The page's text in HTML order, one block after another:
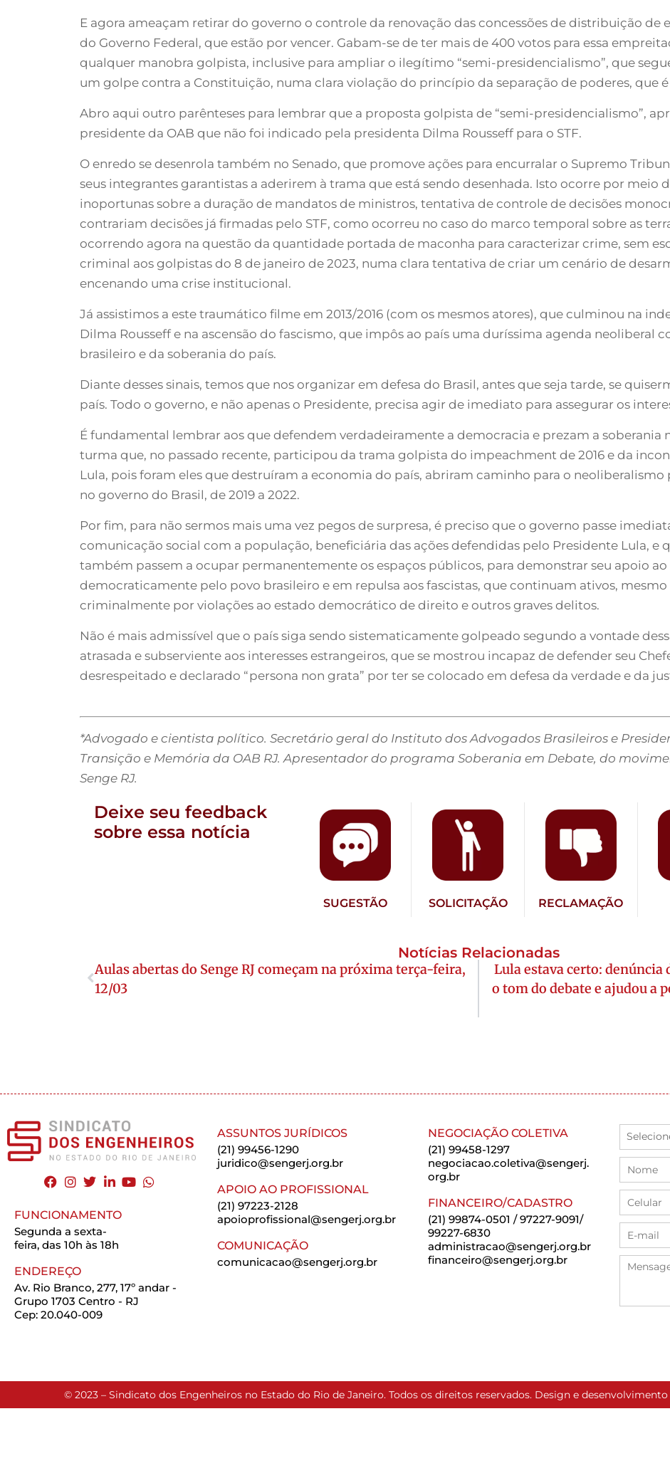
E agora ameaçam retirar do governo o controle da renovação das concessões de distribuição
do Governo Federal, que estão por vencer. Gabam-se de ter mais de 400 votos para essa
qualquer manobra golpista, inclusive para ampliar o ilegítimo “semi-presidencialismo”, que
um golpe contra a Constituição, numa clara violação do princípio da separação de poderes, que
Abro aqui outro parênteses para lembrar que a proposta golpista de “semi-presidencialismo”,
presidente da OAB que não foi indicado pela presidenta Dilma Rousseff para o STF.
O enredo se desenrola também no Senado, que promove ações para encurralar o Supremo
seus integrantes garantistas a aderirem à trama que está sendo desenhada. Isto ocorre por meio
inoportunas sobre a duração de mandatos de ministros, tentativa de controle de decisões
contrariam decisões já firmadas pelo STF, como ocorreu no caso do marco temporal sobre as
ocorrendo agora na questão da quantidade portada de maconha para caracterizar crime, sem
criminal aos golpistas do 8 de janeiro de 2023, numa clara tentativa de criar um cenário de
encenando uma crise institucional.
Já assistimos a este traumático filme em 2013/2016 (com os mesmos atores), que culminou na
Dilma Rousseff e na ascensão do fascismo, que impôs ao país uma duríssima agenda neoliberal
brasileiro e da soberania do país.
Diante desses sinais, temos que nos organizar em defesa do Brasil, antes que seja tarde, se
país. Todo o governo, e não apenas o Presidente, precisa agir de imediato para assegurar os
É fundamental lembrar aos que defendem verdadeiramente a democracia e prezam a soberania
turma que, no passado recente, participou da trama golpista do impeachment de 2016 e da
Lula, pois foram eles que destruíram a economia do país, abriram caminho para o
no governo do Brasil, de 2019 a 2022.
Por fim, para não sermos mais uma vez pegos de surpresa, é preciso que o governo passe
comunicação social com a população, beneficiária das ações defendidas pelo Presidente Lula, e
também passem a ocupar permanentemente os espaços públicos, para demonstrar seu apoio
democraticamente pelo povo brasileiro e em repulsa aos fascistas, que continuam ativos,
criminalmente por violações ao estado democrático de direito e outros graves delitos.
Não é mais admissível que o país siga sendo sistematicamente golpeado segundo a vontade
atrasada e subserviente aos interesses estrangeiros, que se mostrou incapaz de defender seu
desrespeitado e declarado “persona non grata” por ter se colocado em defesa da verdade e da
*Advogado e cientista político. Secretário geral do Instituto dos Advogados Brasileiros e
Transição e Memória da OAB RJ. Apresentador do programa Soberania em Debate, do
Senge RJ.
Deixe seu feedback
sobre essa notícia
SUGESTÃO SOLICITAÇÃO RECLAMAÇÃO
Notícias Relacionadas
Aulas abertas do Senge RJ começam na próxima terça-feira,
12/03
Lula estava certo: denúncia
o tom do debate e ajudou a
FUNCIONAMENTO
Segunda a sexta-
feira, das 10h às 18h
ENDEREÇO
Av. Rio Branco, 277, 17º andar -
Grupo 1703 Centro - RJ
Cep: 20.040-009
ASSUNTOS JURÍDICOS
(21) 99456-1290
juridico@sengerj.org.br
APOIO AO PROFISSIONAL
(21) 97223-2128
apoioprofissional@sengerj.org.br
COMUNICAÇÃO
comunicacao@sengerj.org.br
NEGOCIAÇÃO COLETIVA
(21) 99458-1297
negociacao.coletiva@sengerj.
org.br
FINANCEIRO/CADASTRO
(21) 99874-0501 / 97227-9091/
99227-6830
administracao@sengerj.org.br
financeiro@sengerj.org.br
© 2023 – Sindicato dos Engenheiros no Estado do Rio de Janeiro. Todos os direitos reservados. Design e